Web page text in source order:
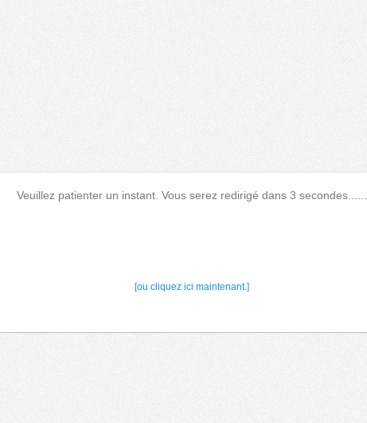
Veuillez patienter un instant. Vous serez redirigé dans 3 secondes......
[ou cliquez ici maintenant.]